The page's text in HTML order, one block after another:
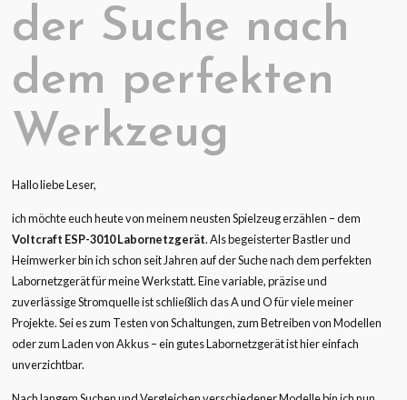
der Suche nach
dem perfekten
Werkzeug
Hallo liebe Leser,
ich möchte euch heute von meinem neusten Spielzeug erzählen – dem
Voltcraft ESP-3010 Labornetzgerät. Als begeisterter Bastler und
Heimwerker bin ich schon seit Jahren auf der Suche nach dem perfekten
Labornetzgerät für meine Werkstatt. Eine variable, präzise und
zuverlässige Stromquelle ist schließlich das A und O für viele meiner
Projekte. Sei es zum Testen von Schaltungen, zum Betreiben von Modellen
oder zum Laden von Akkus – ein gutes Labornetzgerät ist hier einfach
unverzichtbar.